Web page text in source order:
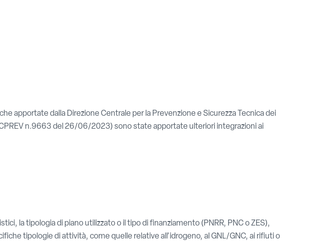
apportate dalla Direzione Centrale per la Prevenzione e Sicurezza Tecnica dei
n.9663 del 26/06/2023) sono state apportate ulteriori integrazioni ai
la tipologia di piano utilizzato o il tipo di finanziamento (PNRR, PNC o ZES),
tipologie di attività, come quelle relative all’idrogeno, al GNL/GNC, ai rifiuti o